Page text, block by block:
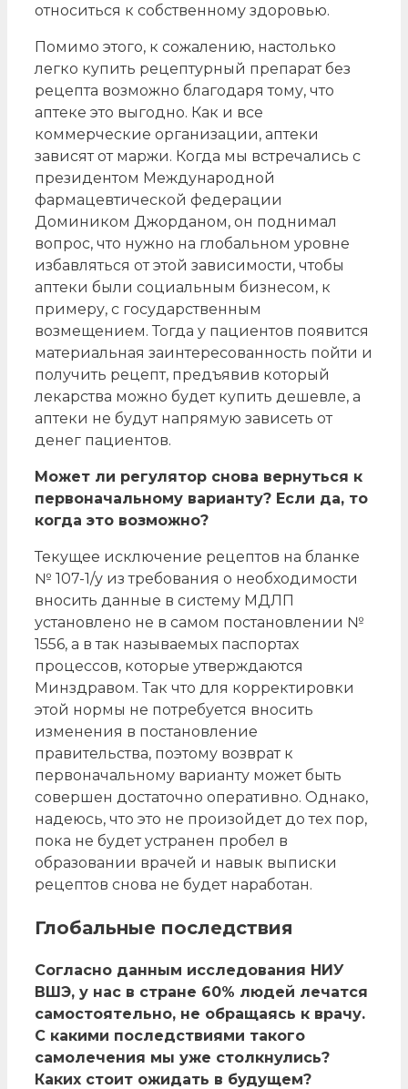
относиться к собственному здоровью.
Помимо этого, к сожалению, настолько
легко купить рецептурный препарат без
рецепта возможно благодаря тому, что
аптеке это выгодно. Как и все
коммерческие организации, аптеки
зависят от маржи. Когда мы встречались с
президентом Международной
фармацевтической федерации
Домиником Джорданом, он поднимал
вопрос, что нужно на глобальном уровне
избавляться от этой зависимости, чтобы
аптеки были социальным бизнесом, к
примеру, с государственным
возмещением. Тогда у пациентов появится
материальная заинтересованность пойти и
получить рецепт, предъявив который
лекарства можно будет купить дешевле, а
аптеки не будут напрямую зависеть от
денег пациентов.
Может ли регулятор снова вернуться к
первоначальному варианту? Если да, то
когда это возможно?
Текущее исключение рецептов на бланке
№ 107-1/у из требования о необходимости
вносить данные в систему МДЛП
установлено не в самом постановлении №
1556, а в так называемых паспортах
процессов, которые утверждаются
Минздравом. Так что для корректировки
этой нормы не потребуется вносить
изменения в постановление
правительства, поэтому возврат к
первоначальному варианту может быть
совершен достаточно оперативно. Однако,
надеюсь, что это не произойдет до тех пор,
пока не будет устранен пробел в
образовании врачей и навык выписки
рецептов снова не будет наработан.
Глобальные последствия
Согласно данным исследования НИУ
ВШЭ, у нас в стране 60% людей лечатся
самостоятельно, не обращаясь к врачу.
С какими последствиями такого
самолечения мы уже столкнулись?
Каких стоит ожидать в будущем?